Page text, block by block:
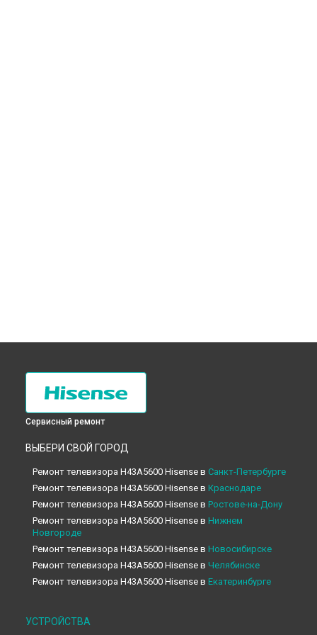
Сервисный ремонт
ВЫБЕРИ СВОЙ ГОРОД
Ремонт телевизора H43A5600 Hisense в Санкт-Петербурге
Ремонт телевизора H43A5600 Hisense в Краснодаре
Ремонт телевизора H43A5600 Hisense в Ростове-на-Дону
Ремонт телевизора H43A5600 Hisense в Нижнем
Новгороде
Ремонт телевизора H43A5600 Hisense в Новосибирске
Ремонт телевизора H43A5600 Hisense в Челябинске
Ремонт телевизора H43A5600 Hisense в Екатеринбурге
Ремонт телевизора H43A5600 Hisense в
УСТРОЙСТВА